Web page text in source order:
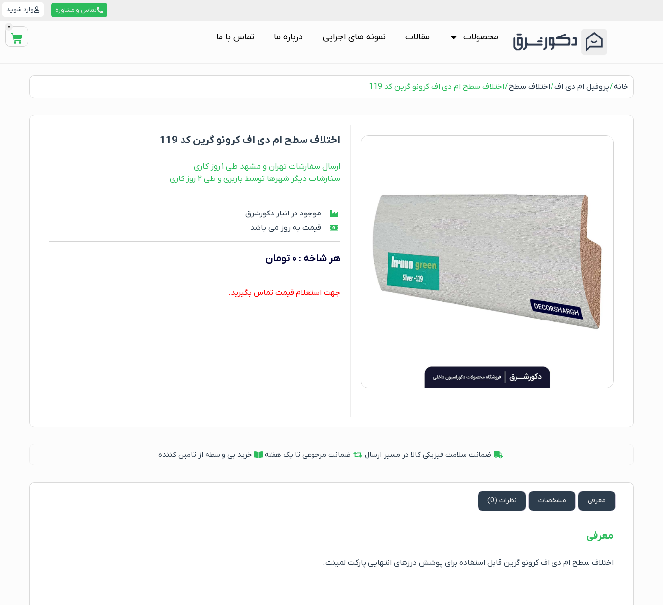
تماس و مشاوره وارد شوید
محصولات مقالات نمونه های اجرایی درباره ما تماس با ما
0
خانه/پروفیل ام دی اف/اختلاف سطح/ اختلاف سطح ام دی اف کرونو گرین کد 119
اختلاف سطح ام دی اف کرونو گرین کد 119
ارسال سفارشات تهران و مشهد طی ۱ روز کاری
سفارشات دیگر شهرها توسط باربری و طی ۲ روز کاری
موجود در انبار دکورشرق
قیمت به روز می باشد
هر شاخه : ۰ تومان
جهت استعلام قیمت تماس بگیرید.
ضمانت سلامت فیزیکی کالا در مسیر ارسال ضمانت مرجوعی تا یک هفته خرید بی واسطه از تامین کننده
معرفی مشخصات نظرات (0)
معرفی
اختلاف سطح ام دی اف کرونو گرین قابل استفاده برای پوشش درزهای انتهایی پارکت لمینت.